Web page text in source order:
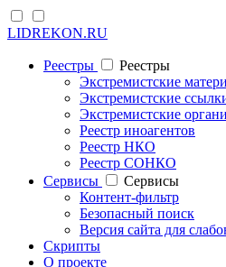
LIDREKON.RU
Реестры
Реестры
Экстремистские
Экстремистские
Экстремистские
Реестр иноагентов
Реестр НКО
Реестр СОНКО
Cервисы
Cервисы
Контент-фильтр
Безопасный поиск
Версия сайта для
Скрипты
О проекте